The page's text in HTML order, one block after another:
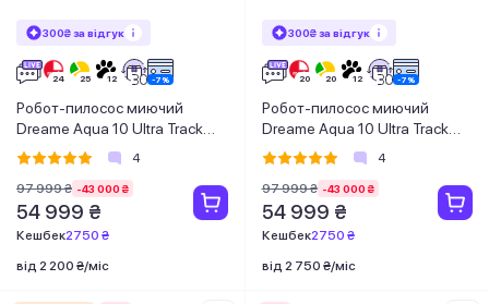
300₴ за відгук
Робот-пилосос миючий
Dreame Aqua 10 Ultra Track
Complete White
4
97 999 ₴ -43 000 ₴
54 999 ₴
Кешбек2750 ₴
від 2 200 ₴/міс
300₴ за відгук
Робот-пилосос миючий
Dreame Aqua 10 Ultra Track
Complete Black
4
97 999 ₴ -43 000 ₴
54 999 ₴
Кешбек2750 ₴
від 2 750 ₴/міс